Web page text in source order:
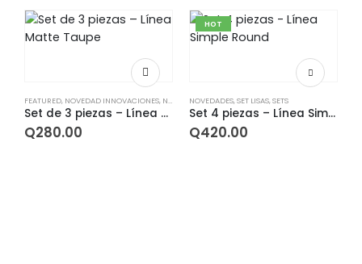
FEATURED, NOVEDAD INNOVACIONES, NOVEDAD OFERTAS ,NOVEDADES,SET COLECCIONES
Set de 3 piezas – Línea Matte Taupe
Q280.00
HOT
NOVEDADES,SET LISAS,SETS
Set 4 piezas – Línea Simple Round
Q420.00